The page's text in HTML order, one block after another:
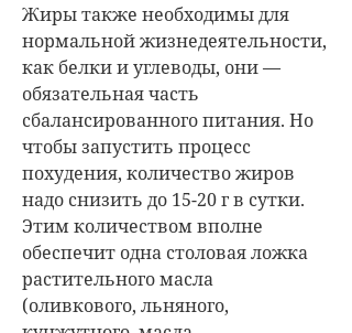
Жиры также необходимы для
нормальной жизнедеятельности,
как белки и углеводы, они —
обязательная часть
сбалансированного питания. Но
чтобы запустить процесс
похудения, количество жиров
надо снизить до 15-20 г в сутки.
Этим количеством вполне
обеспечит одна столовая ложка
растительного масла
(оливкового, льняного,